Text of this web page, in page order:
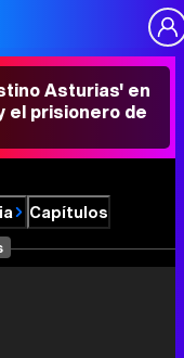
Asturias' en
el prisionero de
Capítulos